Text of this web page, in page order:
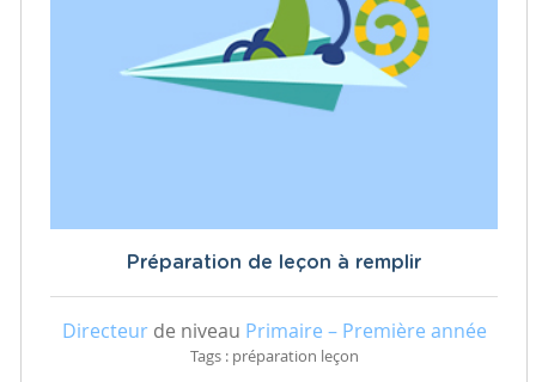
Préparation de leçon à remplir
Directeurde niveau Primaire – Première année
Tags : préparation leçon